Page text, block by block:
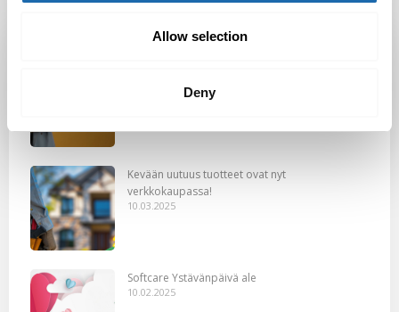
Allow selection
Deny
Kevään uutuus tuotteet ovat nyt
verkkokaupassa!
10.03.2025
Softcare Ystävänpäivä ale
10.02.2025